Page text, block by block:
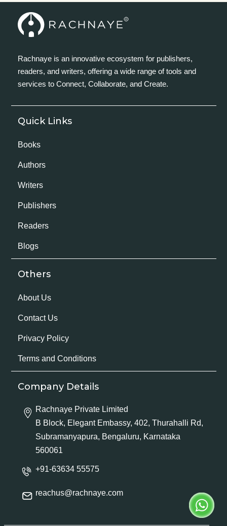
Rachnaye is an innovative ecosystem for publishers,
readers, and writers, offering a wide range of tools and
services to Connect, Collaborate, and Create.
Quick Links
Books
Authors
Writers
Publishers
Readers
Blogs
Others
About Us
Contact Us
Privacy Policy
Terms and Conditions
Company Details
Rachnaye Private Limited
B Block, Elegant Embassy, 402, Thurahalli Rd,
Subramanyapura, Bengaluru, Karnataka
560061
+91-63634 55575
reachus@rachnaye.com